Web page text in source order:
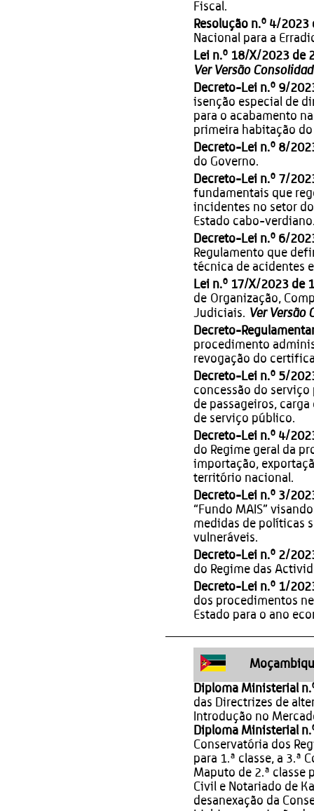
Fiscal.
Resolução n.º 4/
Nacional para a
Lei n.º 18/X/2023 de
Ver Versão
Decreto-Lei n.º 9/
isenção especial de
para o acabamento
primeira habitação
Decreto-Lei n.º 8/
do Governo.
Decreto-Lei n.º 7/
fundamentais que
incidentes no setor
Estado cabo-
Decreto-Lei n.º 6/
Regulamento que
técnica de acidentes
Lei n.º 17/X/2023 de
de Organização,
Judiciais. Ver Versão
Decreto-
procedimento
revogação do
Decreto-Lei n.º 5/
concessão do
de passageiros,
de serviço público.
Decreto-Lei n.º 4/
do Regime geral da
importação,
território nacional.
Decreto-Lei n.º 3/
“Fundo MAIS”
medidas de políticas
vulneráveis.
Decreto-Lei n.º 2/
do Regime das
Decreto-Lei n.º 1/
dos procedimentos
Estado para o ano
Diploma Ministerial
das Directrizes de
Introdução no
Diploma Ministerial
Conservatória dos
para 1.ª classe, a 3.ª
Maputo de 2.ª classe
Civil e Notariado de
desanexação da